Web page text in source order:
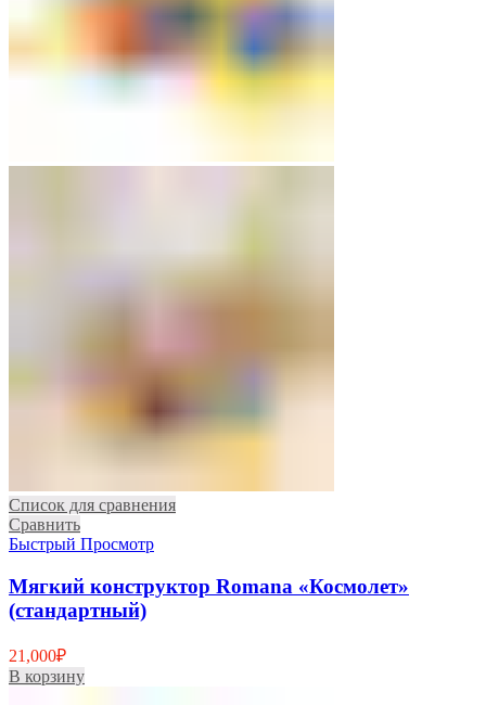
Список для сравнения
Сравнить
Быстрый Просмотр
Мягкий конструктор Romana «Космолет»
(стандартный)
21,000₽
В корзину